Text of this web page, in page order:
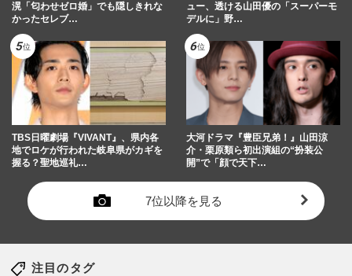
滉「匂わせゼロ婚」でも隠しきれな
かったセレブ…
ュー、透ける山田優の「スーパーモ
デルに」野…
TBS日曜劇場『VIVANT』、県内各
地でロケが行われた岐阜県がカギを
握る？聖地巡礼…
大河ドラマ『豊臣兄弟！』山田涼
介・栗原類ら初出演組の“扮装公
開”で「顔で天下…
7位以降を見る
注目のタグ